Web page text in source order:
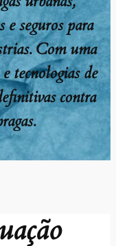
e seguros para
Com uma
tecnologias de
contra